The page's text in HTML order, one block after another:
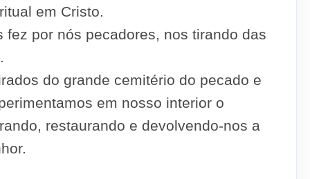
em Cristo.
por nós pecadores, nos tirando das
do grande cemitério do pecado e
em nosso interior o
restaurando e devolvendo-nos a